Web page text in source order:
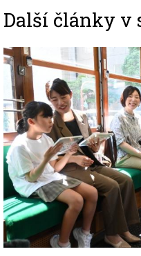
Další články v
Image